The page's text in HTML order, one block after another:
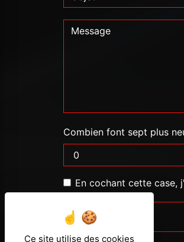
Combien font sept plus
En cochant cette case,
Ce site utilise des cookies